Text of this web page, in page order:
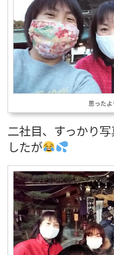
思った
二社目、すっかり
したが